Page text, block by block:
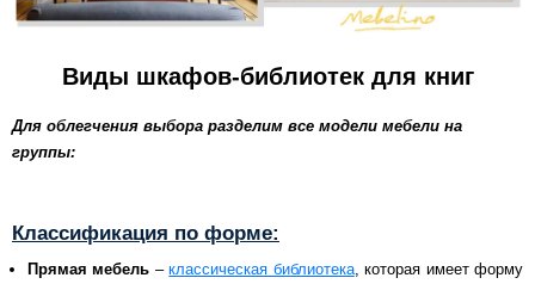
Виды шкафов-библиотек для книг
Для облегчения выбора разделим все модели мебели на
группы:
Классификация по форме:
Прямая мебель –классическая библиотека, которая имеет форму